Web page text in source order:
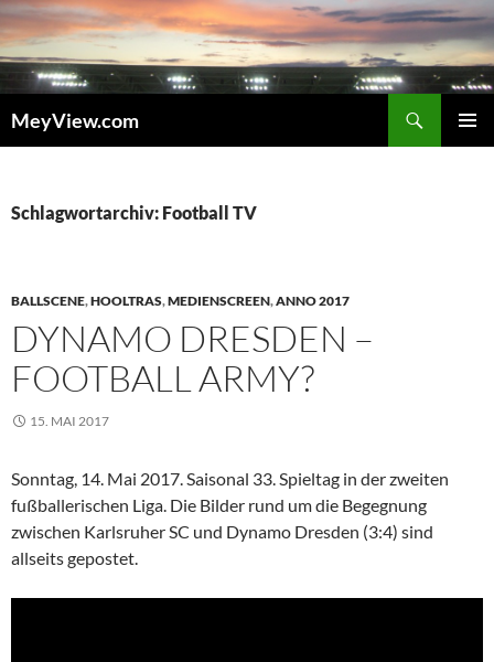
Zum
Inhalt
springen
MeyView.com
Schlagwortarchiv: Football TV
BALLSCENE,HOOLTRAS,MEDIENSCREEN,ANNO 2017
DYNAMO DRESDEN –
FOOTBALL ARMY?
15. MAI 2017
Sonntag, 14. Mai 2017. Saisonal 33. Spieltag in der zweiten
fußballerischen Liga. Die Bilder rund um die Begegnung
zwischen Karlsruher SC und Dynamo Dresden (3:4) sind
allseits gepostet.